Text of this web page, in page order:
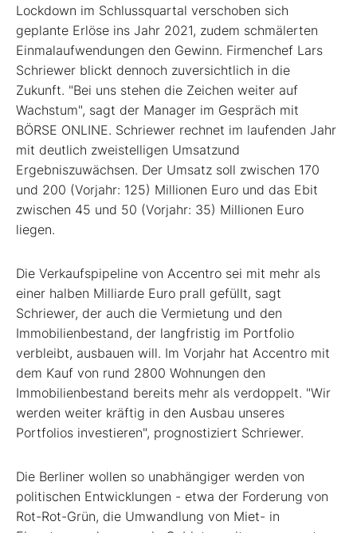
Lockdown im Schlussquartal verschoben sich
geplante Erlöse ins Jahr 2021, zudem schmälerten
Einmalaufwendungen den Gewinn. Firmenchef Lars
Schriewer blickt dennoch zuversichtlich in die
Zukunft. "Bei uns stehen die Zeichen weiter auf
Wachstum", sagt der Manager im Gespräch mit
BÖRSE ONLINE. Schriewer rechnet im laufenden Jahr
mit deutlich zweistelligen Umsatzund
Ergebniszuwächsen. Der Umsatz soll zwischen 170
und 200 (Vorjahr: 125) Millionen Euro und das Ebit
zwischen 45 und 50 (Vorjahr: 35) Millionen Euro
liegen.
Die Verkaufspipeline von Accentro sei mit mehr als
einer halben Milliarde Euro prall gefüllt, sagt
Schriewer, der auch die Vermietung und den
Immobilienbestand, der langfristig im Portfolio
verbleibt, ausbauen will. Im Vorjahr hat Accentro mit
dem Kauf von rund 2800 Wohnungen den
Immobilienbestand bereits mehr als verdoppelt. "Wir
werden weiter kräftig in den Ausbau unseres
Portfolios investieren", prognostiziert Schriewer.
Die Berliner wollen so unabhängiger werden von
politischen Entwicklungen - etwa der Forderung von
Rot-Rot-Grün, die Umwandlung von Miet- in